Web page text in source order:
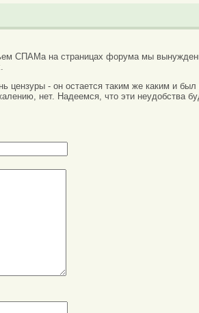
СПАМа на страницах форума мы
цензуры - он остается таким же каким и
нет. Надеемся, что эти неудобства